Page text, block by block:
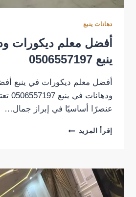
دهانات ينبع
أفضل معلم ديكورات
ينبع 0506557197
أفضل معلم ديكورات في ينبع
عنصرًا أساسيًا في إبراز جمال…
إقرأ المزيد أفضل
في
ينبع
0506557197